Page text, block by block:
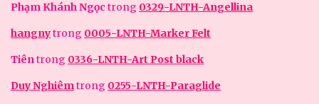
Phạm Khánh Ngọc trong 0329-LNTH-Angellina
hangnytrong 0005-LNTH-Marker Felt
Tiêntrong 0336-LNTH-Art Post black
Duy Nghiêmtrong 0255-LNTH-Paraglide